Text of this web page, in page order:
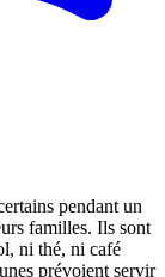
pendant un
familles. Ils sont
ni thé, ni café
prévoient servir